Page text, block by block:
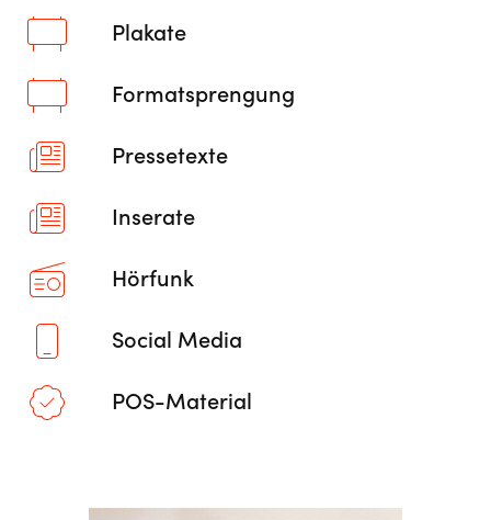
Plakate
Formatsprengung
Pressetexte
Inserate
Hörfunk
Social Media
POS-Material